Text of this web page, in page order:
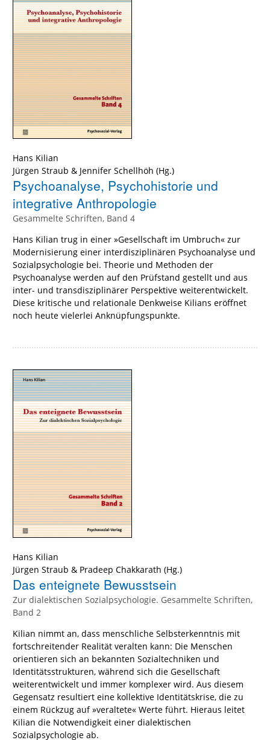
Hans Kilian
Jürgen Straub & Jennifer Schellhöh (Hg.)
Psychoanalyse, Psychohistorie und
integrative Anthropologie
Gesammelte Schriften, Band 4
Hans Kilian trug in einer »Gesellschaft im Umbruch« zur
Modernisierung einer interdisziplinären Psychoanalyse und
Sozialpsychologie bei. Theorie und Methoden der
Psychoanalyse werden auf den Prüfstand gestellt und aus
inter- und transdisziplinärer Perspektive weiterentwickelt.
Diese kritische und relationale Denkweise Kilians eröffnet
noch heute vielerlei Anknüpfungspunkte.
Hans Kilian
Jürgen Straub & Pradeep Chakkarath (Hg.)
Das enteignete Bewusstsein
Zur dialektischen Sozialpsychologie. Gesammelte Schriften,
Band 2
Kilian nimmt an, dass menschliche Selbsterkenntnis mit
fortschreitender Realität veralten kann: Die Menschen
orientieren sich an bekannten Sozialtechniken und
Identitätsstrukturen, während sich die Gesellschaft
weiterentwickelt und immer komplexer wird. Aus diesem
Gegensatz resultiert eine kollektive Identitätskrise, die zu
einem Rückzug auf »veraltete« Werte führt. Hieraus leitet
Kilian die Notwendigkeit einer dialektischen
Sozialpsychologie ab.